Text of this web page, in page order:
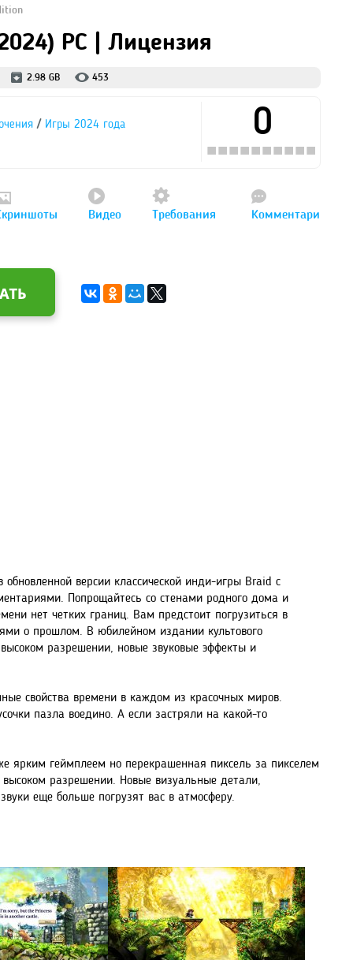
PC | Лицензия
2.98 GB 453
/ Игры 2024 года 0
Видео Требования Комментари
версии классической инди-игры Braid с
Попрощайтесь со стенами родного дома и
нет четких границ. Вам предстоит погрузиться в
о прошлом. В юбилейном издании культового
разрешении, новые звуковые эффекты и
свойства времени в каждом из красочных миров.
пазла воедино. А если застряли на какой-то
ярким геймплеем но перекрашенная пиксель за пикселем
разрешении. Новые визуальные детали,
еще больше погрузят вас в атмосферу.